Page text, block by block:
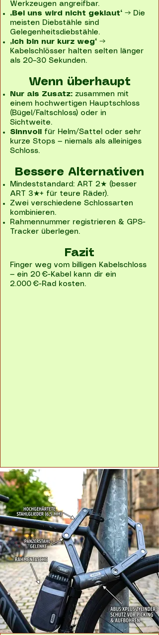
Werkzeugen angreifbar.
„Bei uns wird nicht geklaut“ → Die
meisten Diebstähle sind
Gelegenheitsdiebstähle.
„Ich bin nur kurz weg“ →
Kabelschlösser halten selten länger
als 20–30 Sekunden.
Wenn überhaupt
Nur als Zusatz: zusammen mit
einem hochwertigen Hauptschloss
(Bügel/Faltschloss) oder in
Sichtweite.
Sinnvoll
für Helm/Sattel oder sehr
kurze Stops — niemals als alleiniges
Schloss.
Bessere Alternativen
Mindeststandard: ART 2★ (besser
ART 3★+ für teure Räder).
Zwei verschiedene Schlossarten
kombinieren.
Rahmennummer registrieren & GPS-
Tracker überlegen.
Fazit
Finger weg vom billigen Kabelschloss
— ein 20 €-Kabel kann dir ein
2.000 €-Rad kosten.